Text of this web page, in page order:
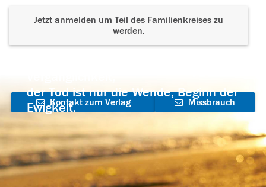
Jetzt anmelden um Teil des Familienkreises zu
werden.
der Tod ist nur die Wende, Beginn der
Ewigkeit.
Kontakt zum Verlag
aufnehmen
Missbrauch